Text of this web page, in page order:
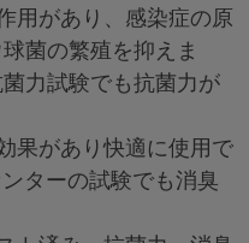
用があり、感染症の原
菌の繁殖を抑えま
力試験でも抗菌力が
果があり快適に使用で
ターの試験でも消臭